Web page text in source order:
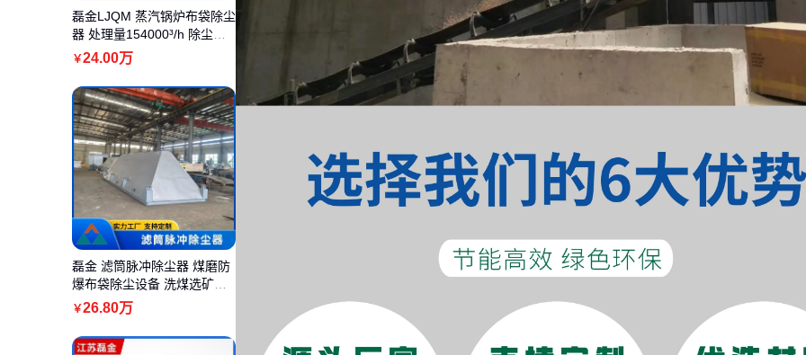
磊金LJQM 蒸汽锅炉布袋除尘
器 处理量154000³/h 除尘效
率99.9%
￥24.00万
磊金 滤筒脉冲除尘器 煤磨防
爆布袋除尘设备 洗煤选矿水
泥专用
￥26.80万